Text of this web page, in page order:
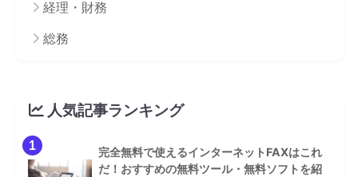
経理・財務
総務
人気記事ランキング
1
完全無料で使えるインターネットFAXはこれ
だ！おすすめの無料ツール・無料ソフトを紹